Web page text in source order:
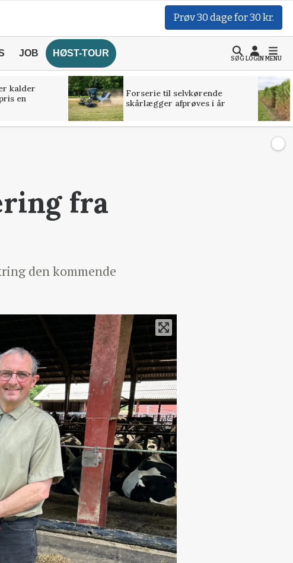
Prøv 30 dage for 30 kr.
JOB HØST-TOUR
SØGLOGINMENU
kalder
en
Forserie til selvkørende
skårlægger afprøves i år
fra
den kommende